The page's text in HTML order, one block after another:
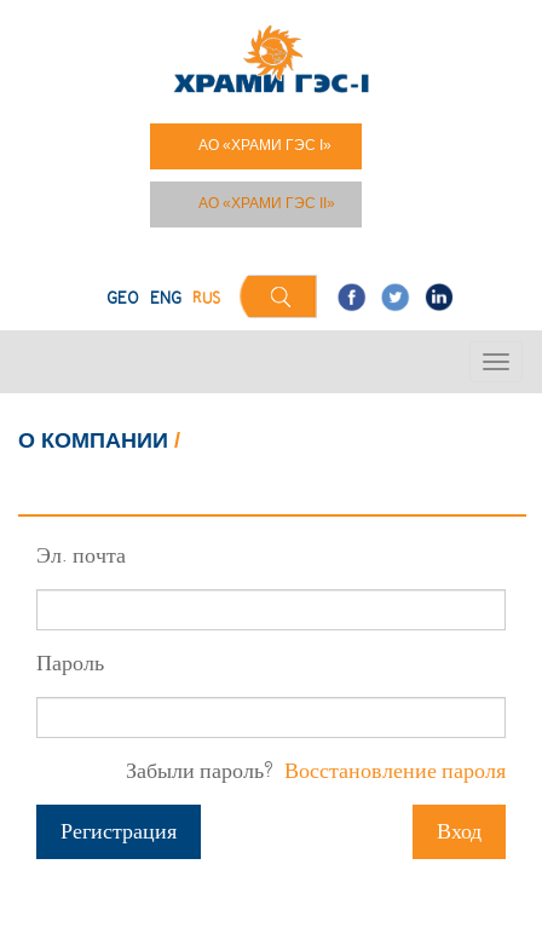
АО «ХРАМИ ГЭС I»
АО «ХРАМИ ГЭС II»
GEO ENG RUS
O КОМПАНИИ /
Эл. почта
Пароль
Забыли пароль? Восстановление пароля
Регистрация Вход